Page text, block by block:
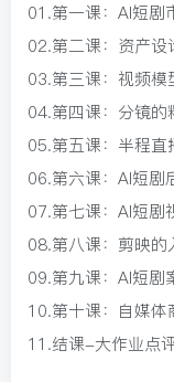
01.第一课：AI短剧
02.第二课：资产
03.第三课：视频
04.第四课：分镜
05.第五课：半程
06.第六课：AI短剧
07.第七课：AI短剧
08.第八课：剪映
09.第九课：AI短剧
10.第十课：自媒
11.结课-大作业点